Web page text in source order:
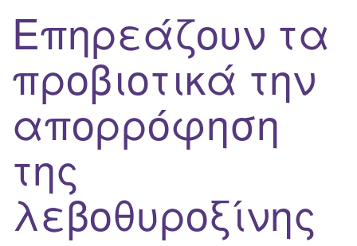
Επηρεάζουν τα
προβιοτικά την
απορρόφηση
της
λεβοθυροξίνης